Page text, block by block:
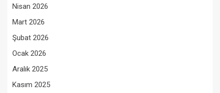
Nisan 2026
Mart 2026
Şubat 2026
Ocak 2026
Aralık 2025
Kasım 2025